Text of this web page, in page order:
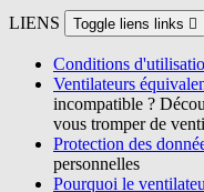
LIENS Toggle liens links 
Conditions
Ventilateurs
incompatible ?
vous tromper de
Protection des
personnelles
Pourquoi le